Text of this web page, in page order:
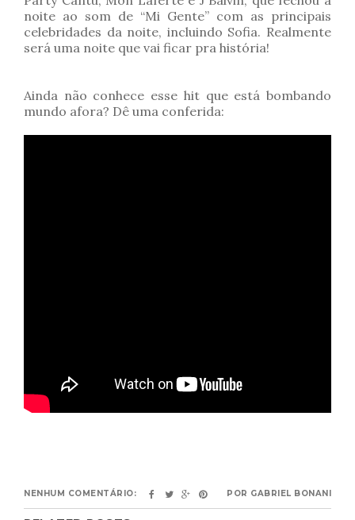
noite ao som de “Mi Gente” com as principais
celebridades da noite, incluindo Sofia. Realmente
será uma noite que vai ficar pra história!
Ainda não conhece esse hit que está bombando
mundo afora? Dê uma conferida:
NENHUM COMENTÁRIO: POR GABRIEL BONANI